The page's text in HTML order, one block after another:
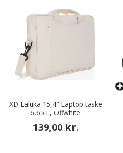
XD Laluka 15,4" Laptop taske
6,65 L, Offwhite
139,00 kr.